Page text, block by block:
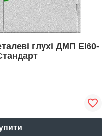
глухі ДМП ЕІ60-